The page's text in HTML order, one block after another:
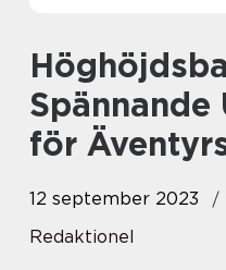
Höghöjdsbana Skåne: En
Spännande
för
12 september 2023
Redaktionel